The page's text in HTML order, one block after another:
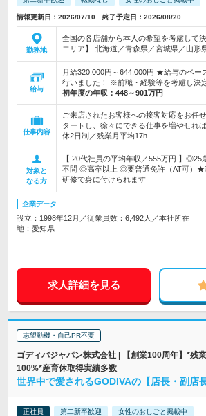
情報更新日：2026/07/10 終了予定日：2026/08/20
勤務地
全国の各店舗から本人の希望を考慮して
エリア】 北海道／青森県／宮城県／山形
給与
月給320,000円～644,000円 ★給与のベー
行いました！ ※前職・経験等を考慮し決
初年度の年収： 448～901万円
仕事内容
ご来店されたお客様への接客対応をお任
タートし、徐々にできる仕事を増やせれ
休2日制／残業月平均17h
対象と
なる方
【 20代社員の平均年収／555万円 】
不問 ◎高卒以上 ◎要普通免許（AT可）★
研修で身に付けられます
企業データ
設立：1998年12月／従業員数：6,492人／本社所在
地：愛知県
求人詳細を見る
志望動機・自己PR不要
ゴディバジャパン株式会社 | 【創業100周年】*残
100%*産育休取得実績多数
世界中で愛されるGODIVAの【店長・副店
正社員 第二新卒歓迎 女性のおしごと掲載中